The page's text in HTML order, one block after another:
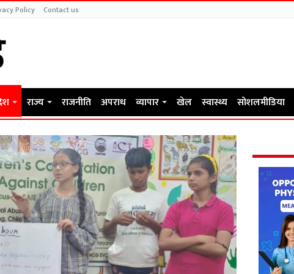
Policy Contact us
राज्य राजनीति अपराध व्यापार खेल स्वास्थ्य सोशलमीडिया